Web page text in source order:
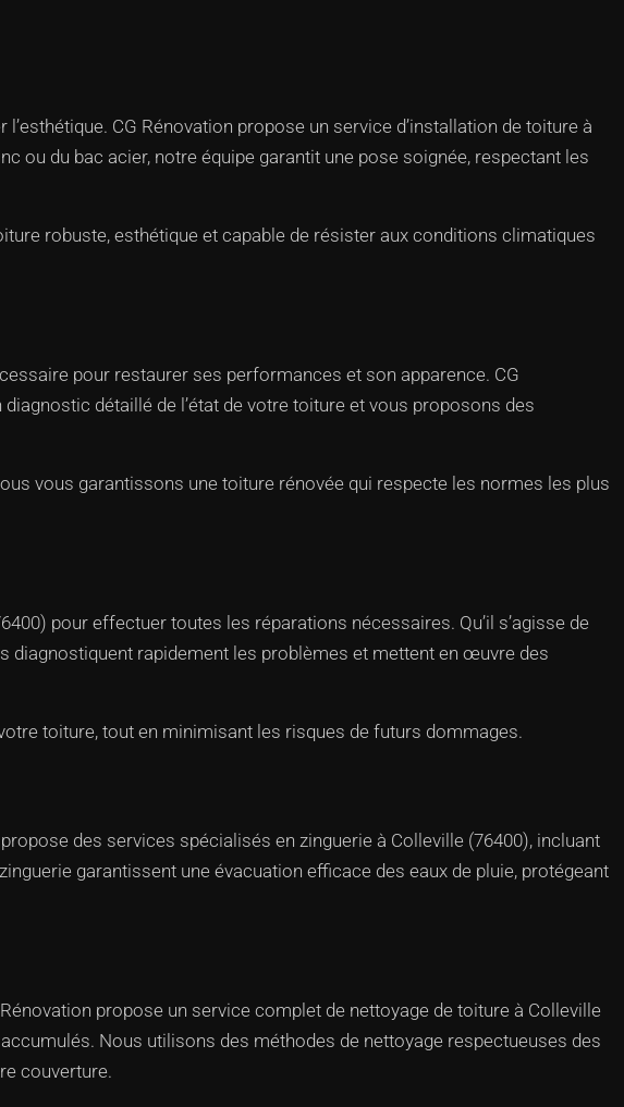
CG Rénovation propose un service d’installation de toiture à
ou du bac acier, notre équipe garantit une pose soignée, respectant les
robuste, esthétique et capable de résister aux conditions climatiques
pour restaurer ses performances et son apparence. CG
détaillé de l’état de votre toiture et vous proposons des
vous garantissons une toiture rénovée qui respecte les normes les plus
pour effectuer toutes les réparations nécessaires. Qu’il s’agisse de
diagnostiquent rapidement les problèmes et mettent en œuvre des
toiture, tout en minimisant les risques de futurs dommages.
des services spécialisés en zinguerie à Colleville (76400), incluant
garantissent une évacuation efficace des eaux de pluie, protégeant
propose un service complet de nettoyage de toiture à Colleville
Nous utilisons des méthodes de nettoyage respectueuses des
couverture.